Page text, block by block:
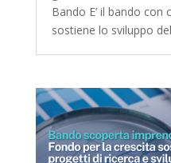
Bando E’ il bando con
sostiene lo sviluppo